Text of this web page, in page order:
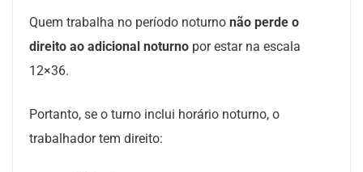
Quem trabalha no período noturno não perde o
direito ao adicional noturno por estar na escala
12×36.
Portanto, se o turno inclui horário noturno, o
trabalhador tem direito: